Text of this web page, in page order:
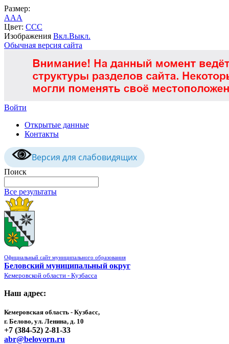
Размер:
AAA
Цвет: CCC
Изображения Вкл.Выкл.
Обычная версия сайта
Войти
Открытые данные
Контакты
Версия для слабовидящих
Поиск
Все результаты
Официальный сайт муниципального образования
Беловский муниципальный округ
Кемеровской области - Кузбасса
Наш адрес:
Кемеровская область - Кузбасс,
г. Белово, ул. Ленина, д. 10
+7 (384-52) 2-81-33
abr@belovorn.ru